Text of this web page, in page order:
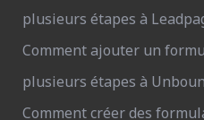
plusieurs étapes à
Comment ajouter un
plusieurs étapes à
Comment créer des